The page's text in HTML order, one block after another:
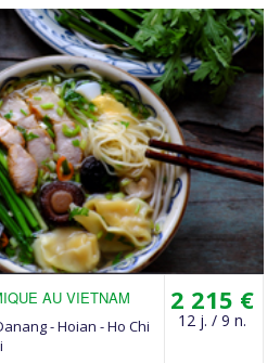
2 215 €
12 j. / 9 n.
AU VIETNAM
- Hoian - Ho Chi